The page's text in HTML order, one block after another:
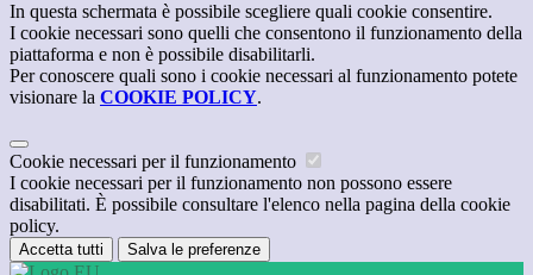
In questa schermata è possibile scegliere quali cookie consentire.
I cookie necessari sono quelli che consentono il funzionamento della
piattaforma e non è possibile disabilitarli.
Per conoscere quali sono i cookie necessari al funzionamento potete
visionare la COOKIE POLICY.
Cookie necessari per il funzionamento
I cookie necessari per il funzionamento non possono essere
disabilitati. È possibile consultare l'elenco nella pagina della cookie
policy.
Accetta tutti Salva le preferenze